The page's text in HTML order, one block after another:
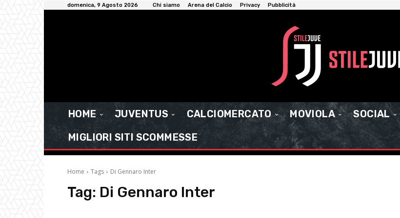
domenica, 9 Agosto 2026 Chi siamo Arena del Calcio Privacy Pubblicità
HOME JUVENTUS CALCIOMERCATO MOVIOLA SOCIAL
MIGLIORI SITI SCOMMESSE
Home Tags Di Gennaro Inter
Tag: Di Gennaro Inter